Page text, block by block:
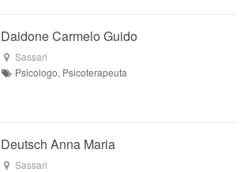
Daidone Carmelo Guido
Sassari
Psicologo, Psicoterapeuta
Deutsch Anna Maria
Sassari